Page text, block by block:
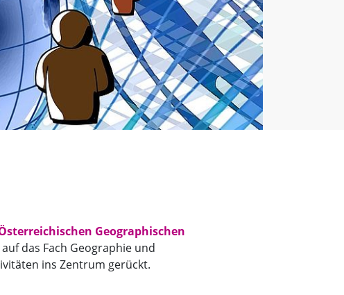
Geographischen
das Fach Geographie und
ins Zentrum gerückt.